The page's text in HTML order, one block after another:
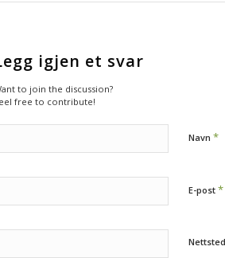
igjen et svar
to join the discussion?
free to contribute!
Navn *
E-post *
Nettsted